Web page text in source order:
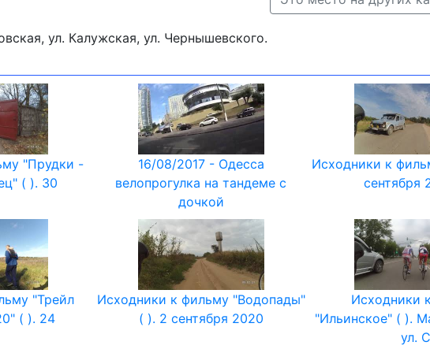
ул. Калужская, ул. Чернышевского.
"Прудки -
( ). 30
16/08/2017 - Одесса
велопрогулка на тандеме с
дочкой
Исходники к
сентября
"Трейл
( ). 24
Исходники к фильму "Водопады"
( ). 2 сентября 2020
Исходники
"Ильинское" ( ).
ул.